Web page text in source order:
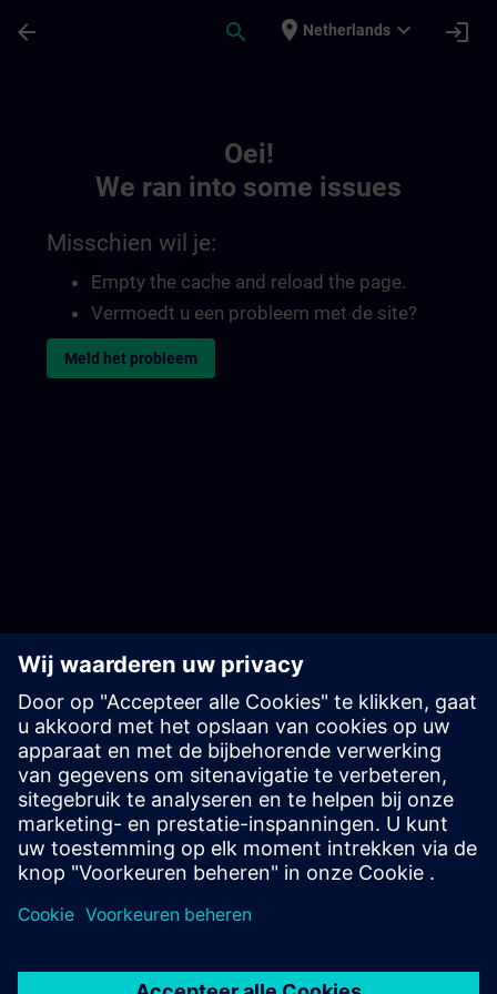
arrow_back search place Netherlands expand_more login
Oei!
We ran into some issues
Misschien wil je:
Empty the cache and reload the page.
Vermoedt u een probleem met de site?
Meld het probleem